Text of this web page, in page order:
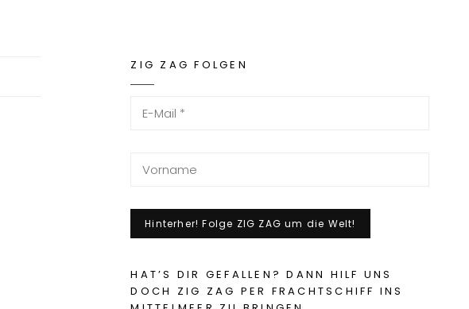
ZIG ZAG FOLGEN
HAT’S DIR GEFALLEN? DANN HILF UNS
DOCH ZIG ZAG PER FRACHTSCHIFF INS